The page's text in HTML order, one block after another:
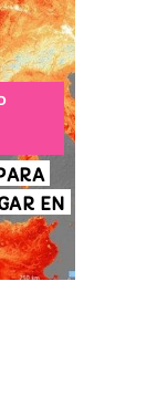
EN